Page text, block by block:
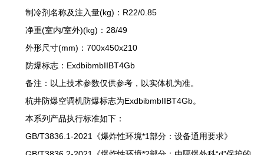
制冷剂名称及注入量(kg)：R22/0.85
净重(室内/室外)(kg)：28/49
外形尺寸(mm)：700x450x210
防爆标志：ExdbibmbIIBT4Gb
备注：以上技术参数仅供参考，以实体机为准。
杭井防爆空调机防爆标志为ExdbibmbIIBT4Gb。
本系列产品执行标准如下：
GB/T3836.1-2021《爆炸性环境*1部分：设备通用要求》